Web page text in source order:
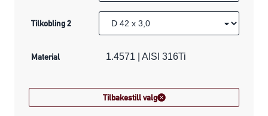
Tilkobling 2
Material 1.4571 | AISI 316Ti
Tilbakestill valg